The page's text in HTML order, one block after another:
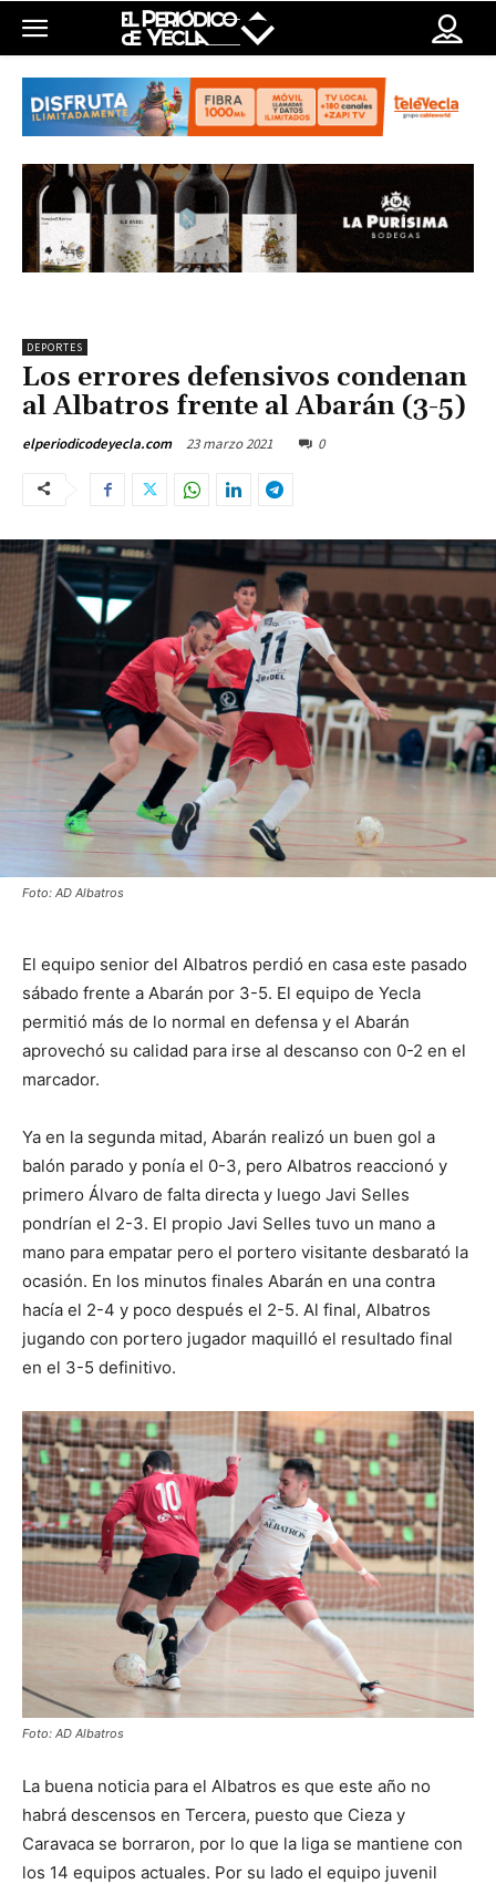
DEPORTES
Los errores defensivos condenan
al Albatros frente al Abarán (3-5)
elperiodicodeyecla.com 23 marzo 2021 0
Foto: AD Albatros
El equipo senior del Albatros perdió en casa este pasado
sábado frente a Abarán por 3-5. El equipo de Yecla
permitió más de lo normal en defensa y el Abarán
aprovechó su calidad para irse al descanso con 0-2 en el
marcador.
Ya en la segunda mitad, Abarán realizó un buen gol a
balón parado y ponía el 0-3, pero Albatros reaccionó y
primero Álvaro de falta directa y luego Javi Selles
pondrían el 2-3. El propio Javi Selles tuvo un mano a
mano para empatar pero el portero visitante desbarató la
ocasión. En los minutos finales Abarán en una contra
hacía el 2-4 y poco después el 2-5. Al final, Albatros
jugando con portero jugador maquilló el resultado final
en el 3-5 definitivo.
Foto: AD Albatros
La buena noticia para el Albatros es que este año no
habrá descensos en Tercera, puesto que Cieza y
Caravaca se borraron, por lo que la liga se mantiene con
los 14 equipos actuales. Por su lado el equipo juvenil